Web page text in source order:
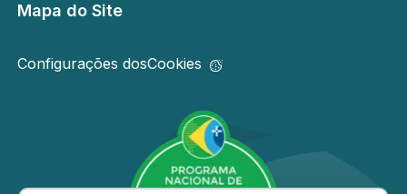
Mapa do Site
Configurações dosCookies